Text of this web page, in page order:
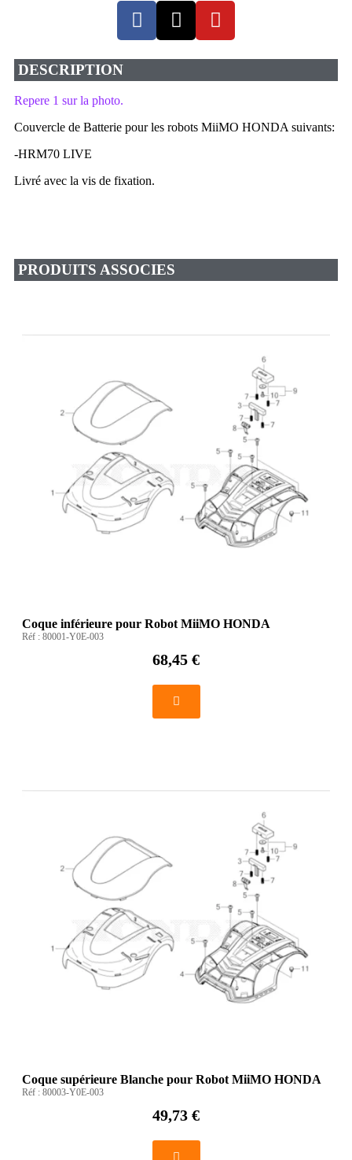
DESCRIPTION
Repere 1 sur la photo.
Couvercle de Batterie pour les robots MiiMO HONDA suivants:
-HRM70 LIVE
Livré avec la vis de fixation.
PRODUITS ASSOCIES
Coque inférieure pour Robot MiiMO HONDA
Réf : 80001-Y0E-003
68,45 €
Coque supérieure Blanche pour Robot MiiMO HONDA
Réf : 80003-Y0E-003
49,73 €